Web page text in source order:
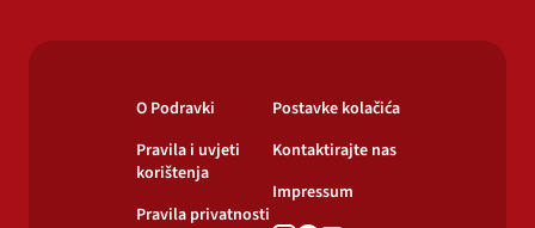
O Podravki
Pravila i uvjeti
korištenja
Pravila privatnosti
Postavke kolačića
Kontaktirajte nas
Impressum